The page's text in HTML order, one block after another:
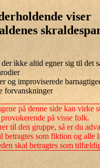
viser
der ikke altid egner sig til det
og improviserede
forvanskninger
på denne side kan virke
på visse folk.
til den gruppe, så er du
betragtes som fiktion og alle
skal betragtes som